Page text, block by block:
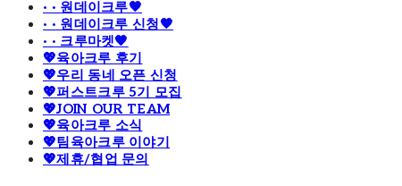
· · 원데이크루🧡
· · 원데이크루 신청🧡
· · 크루마켓🧡
💖육아크루 후기
💖우리 동네 오픈 신청
💖퍼스트크루 5기 모집
💖JOIN OUR TEAM
💖육아크루 소식
💖팀육아크루 이야기
💖제휴/협업 문의